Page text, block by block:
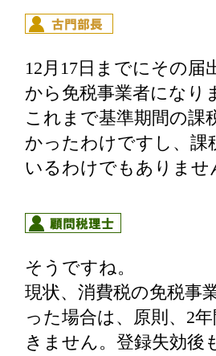
12月17日までにその届
から免税事業者になり
これまで基準期間の課
かったわけですし、課
いるわけでもありませ
そうですね。
現状、消費税の免税事
った場合は、原則、2
きません。登録失効後